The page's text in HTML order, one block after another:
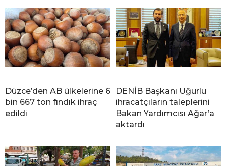
Düzce’den AB ülkelerine 6
bin 667 ton fındık ihraç
edildi
DENİB Başkanı Uğurlu
ihracatçıların taleplerini
Bakan Yardımcısı Ağar’a
aktardı